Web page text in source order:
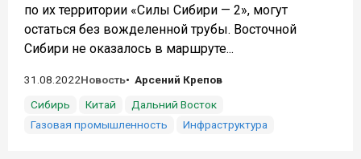
по их территории «Силы Сибири — 2», могут
остаться без вожделенной трубы. Восточной
Сибири не оказалось в маршруте...
31.08.2022Новость
Арсений Крепов
Сибирь
Китай
Дальний Восток
Газовая промышленность
Инфраструктура